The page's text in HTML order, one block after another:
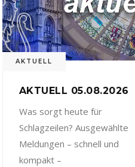
AKTUELL
AKTUELL 05.08.2026
Was sorgt heute für
Schlagzeilen? Ausgewählte
Meldungen – schnell und
kompakt –